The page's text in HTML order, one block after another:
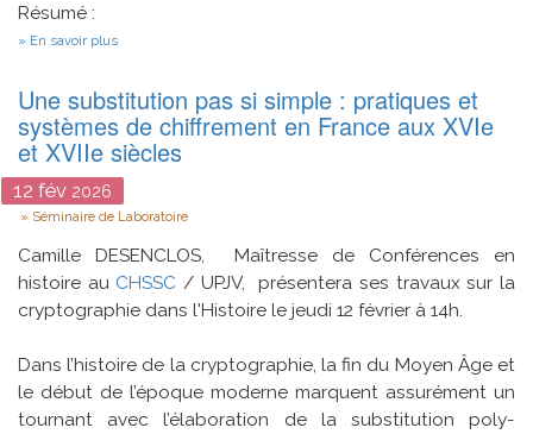
Résumé :
En savoir plus
inspirée
en
robotique
et
Une substitution pas si simple : pratiques et
systèmes de chiffrement en France aux XVIe
et XVIIe siècles
12 fév 2026
Type
Séminaire de Laboratoire
Camille DESENCLOS, Maîtresse de Conférences en
histoire au CHSSC / UPJV, présentera ses travaux sur la
cryptographie dans l'Histoire le jeudi 12 février à 14h.
Dans l’histoire de la cryptographie, la fin du Moyen Âge et
le début de l’époque moderne marquent assurément un
tournant avec l’élaboration de la substitution poly-